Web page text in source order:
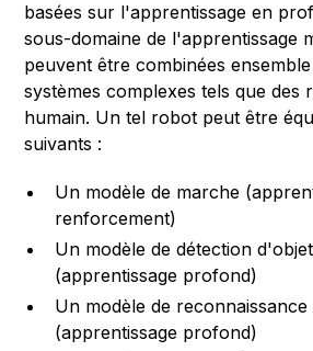
basées sur l'apprentissage en
sous-domaine de l'apprentissage
peuvent être combinées
systèmes complexes tels que des
humain. Un tel robot peut être
suivants :
Un modèle de marche
renforcement)
Un modèle de détection
(apprentissage profond)
Un modèle de reconnaissance
(apprentissage profond)